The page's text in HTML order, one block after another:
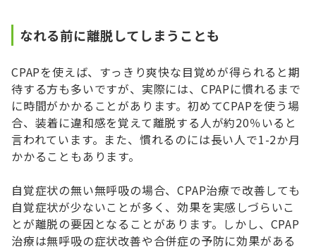
なれる前に離脱してしまうことも
CPAPを使えば、すっきり爽快な目覚めが得られると期
待する方も多いですが、実際には、CPAPに慣れるまで
に時間がかかることがあります。初めてCPAPを使う場
合、装着に違和感を覚えて離脱する人が約20％いると
言われています。また、慣れるのには長い人で1-2か月
かかることもあります。
自覚症状の無い無呼吸の場合、CPAP治療で改善しても
自覚症状が少ないことが多く、効果を実感しづらいこ
とが離脱の要因となることがあります。しかし、CPAP
治療は無呼吸の症状改善や合併症の予防に効果がある